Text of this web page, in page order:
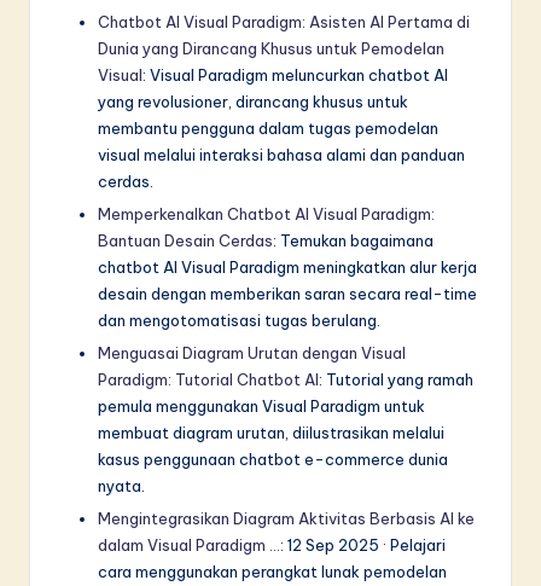
Chatbot AI Visual Paradigm: Asisten AI Pertama di
Dunia yang Dirancang Khusus untuk Pemodelan
Visual: Visual Paradigm meluncurkan chatbot AI
yang revolusioner, dirancang khusus untuk
membantu pengguna dalam tugas pemodelan
visual melalui interaksi bahasa alami dan panduan
cerdas.
Memperkenalkan Chatbot AI Visual Paradigm:
Bantuan Desain Cerdas: Temukan bagaimana
chatbot AI Visual Paradigm meningkatkan alur kerja
desain dengan memberikan saran secara real-time
dan mengotomatisasi tugas berulang.
Menguasai Diagram Urutan dengan Visual
Paradigm: Tutorial Chatbot AI: Tutorial yang ramah
pemula menggunakan Visual Paradigm untuk
membuat diagram urutan, diilustrasikan melalui
kasus penggunaan chatbot e-commerce dunia
nyata.
Mengintegrasikan Diagram Aktivitas Berbasis AI ke
dalam Visual Paradigm … : 12 Sep 2025 · Pelajari
cara menggunakan perangkat lunak pemodelan